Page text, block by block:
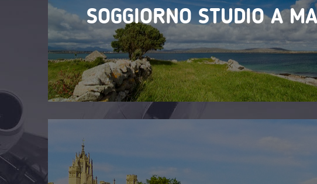
SOGGIORNO STUDIO A